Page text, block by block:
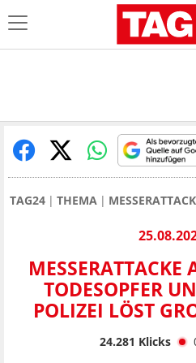
TAG24 THEMA
MESSERATTACKE
TODESOPFER
POLIZEI LÖST
24.281 Klicks